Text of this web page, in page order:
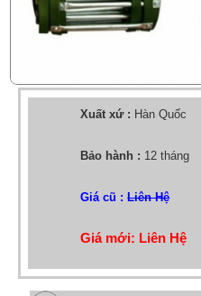
Xuất xứ : Hàn Quốc
Bảo hành : 12 tháng
Giá cũ :Liên Hệ
Giá mới: Liên Hệ